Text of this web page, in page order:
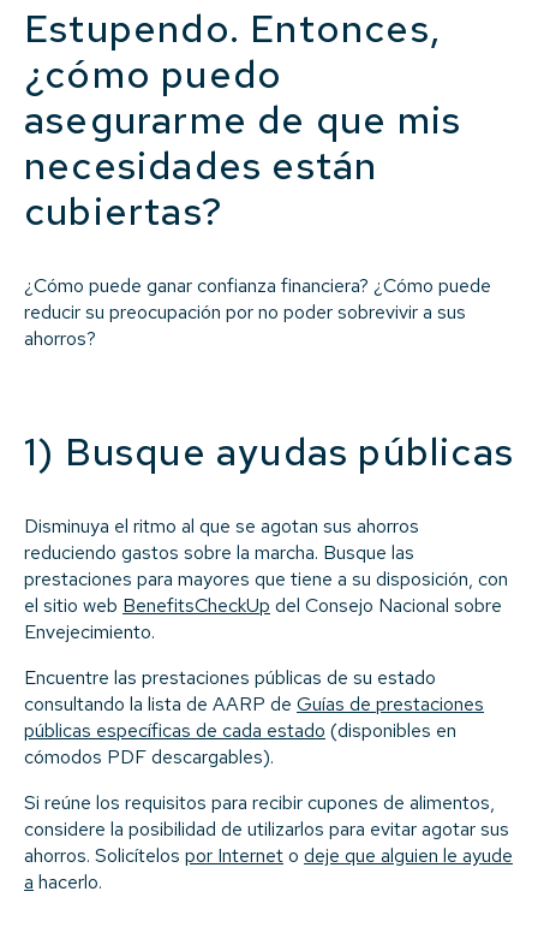
Estupendo. Entonces,
¿cómo puedo
asegurarme de que mis
necesidades están
cubiertas?
¿Cómo puede ganar confianza financiera? ¿Cómo puede
reducir su preocupación por no poder sobrevivir a sus
ahorros?
1) Busque ayudas públicas
Disminuya el ritmo al que se agotan sus ahorros
reduciendo gastos sobre la marcha. Busque las
prestaciones para mayores que tiene a su disposición, con
el sitio web BenefitsCheckUp del Consejo Nacional sobre
Envejecimiento.
Encuentre las prestaciones públicas de su estado
consultando la lista de AARP de Guías de prestaciones
públicas específicas de cada estado (disponibles en
cómodos PDF descargables).
Si reúne los requisitos para recibir cupones de alimentos,
considere la posibilidad de utilizarlos para evitar agotar sus
ahorros. Solicítelos por Interneto deje que alguien le ayude
a hacerlo.